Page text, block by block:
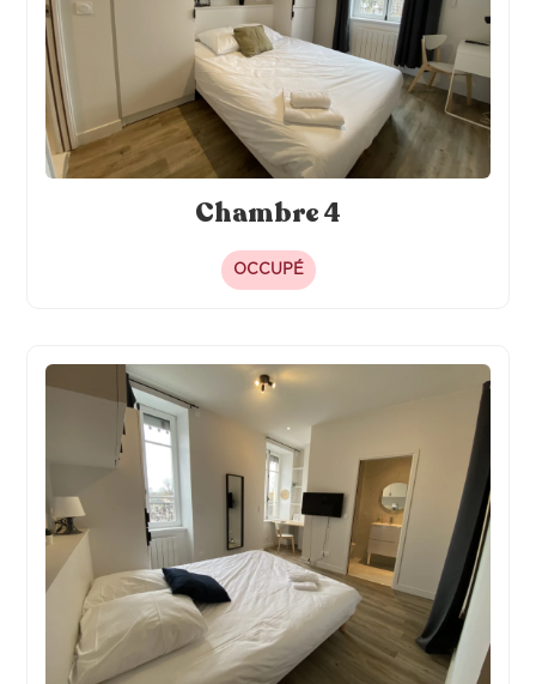
Chambre 4
OCCUPÉ